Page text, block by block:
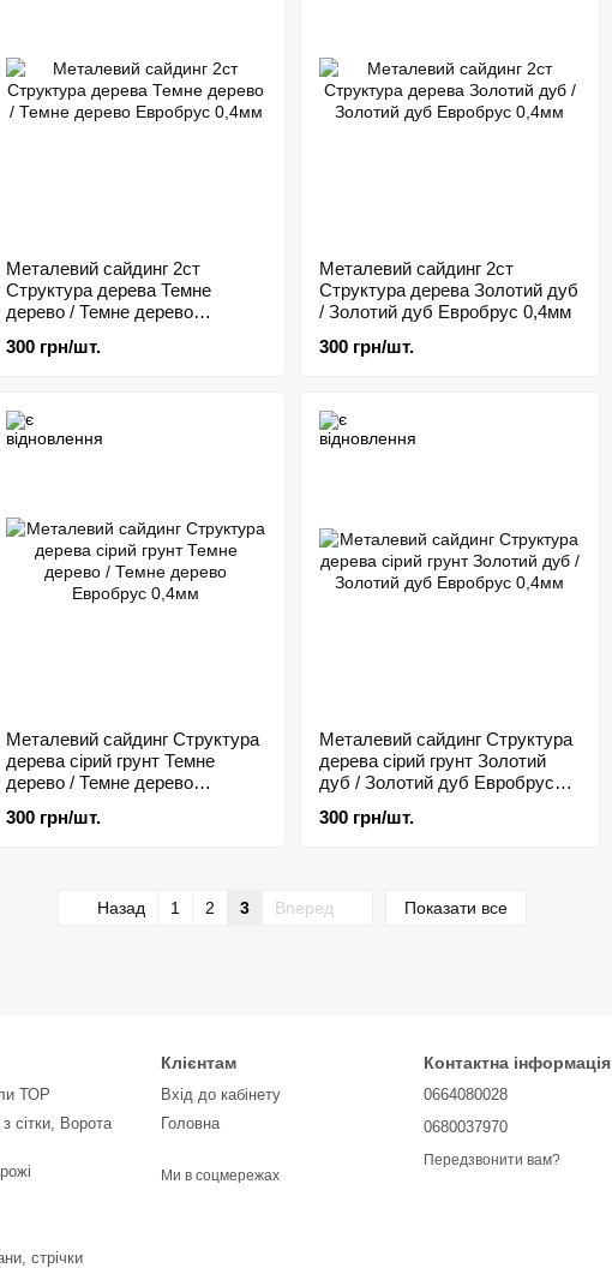
Металевий сайдинг 2ст
Структура дерева Темне
дерево / Темне дерево
300 грн/шт.
Металевий сайдинг 2ст
Структура дерева Золотий дуб
/ Золотий дуб Евробрус 0,4мм
300 грн/шт.
Металевий сайдинг Структура
дерева сірий грунт Темне
дерево / Темне дерево
300 грн/шт.
Металевий сайдинг Структура
дерева сірий грунт Золотий
дуб / Золотий дуб Евробрус
300 грн/шт.
Назад 1 2 3 Вперед Показати все
ТОР
сітки, Ворота
стрічки
Клієнтам
Вхід до кабінету
Головна
Ми в соцмережах
Контактна інформація
0664080028
0680037970
Передзвонити вам?